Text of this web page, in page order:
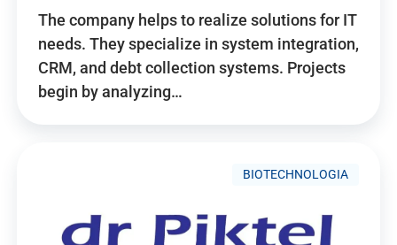
The company helps to realize solutions for IT
needs. They specialize in system integration,
CRM, and debt collection systems. Projects
begin by analyzing…
BIOTECHNOLOGIA